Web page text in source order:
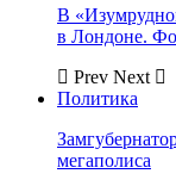
В
в Лондоне.
Prev Next
Политика
мегаполиса